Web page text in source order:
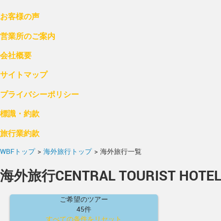
お客様の声
営業所のご案内
会社概要
サイトマップ
プライバシーポリシー
標識・約款
旅行業約款
WBFトップ > 海外旅行トップ > 海外旅行一覧
海外旅行CENTRAL TOURIST HOTEL
ご希望のツアー
45件
すべての条件をリセット